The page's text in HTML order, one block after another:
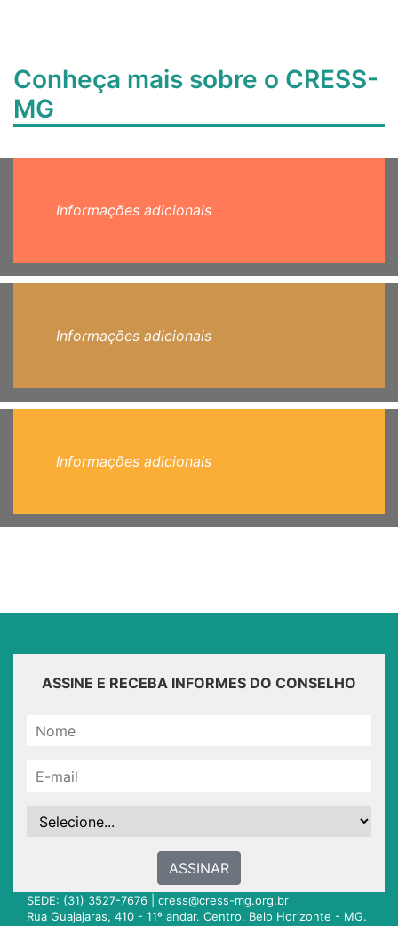
Conheça mais sobre o CRESS-
MG
Informações adicionais
Informações adicionais
Informações adicionais
ASSINE E RECEBA INFORMES DO CONSELHO
ASSINAR
SEDE: (31) 3527-7676 | cress@cress-mg.org.br
Rua Guajajaras, 410 - 11º andar. Centro. Belo Horizonte - MG.